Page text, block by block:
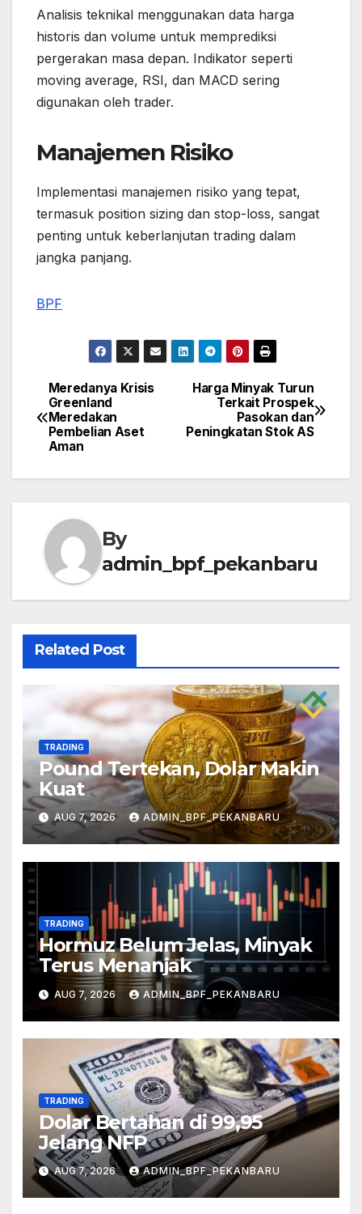
Analisis teknikal menggunakan data harga
historis dan volume untuk memprediksi
pergerakan masa depan. Indikator seperti
moving average, RSI, dan MACD sering
digunakan oleh trader.
Manajemen Risiko
Implementasi manajemen risiko yang tepat,
termasuk position sizing dan stop-loss, sangat
penting untuk keberlanjutan trading dalam
jangka panjang.
BPF
Post
navigation
Harga Minyak Turun
Terkait Prospek
Pasokan dan
Peningkatan Stok AS
Meredanya Krisis
Greenland
Meredakan
Pembelian Aset
Aman
By
admin_bpf_pekanbaru
Related Post
TRADING
Pound Tertekan, Dolar Makin
Kuat
AUG 7, 2026 ADMIN_BPF_PEKANBARU
TRADING
Hormuz Belum Jelas, Minyak
Terus Menanjak
AUG 7, 2026 ADMIN_BPF_PEKANBARU
TRADING
Dolar Bertahan di 99,95
Jelang NFP
AUG 7, 2026 ADMIN_BPF_PEKANBARU